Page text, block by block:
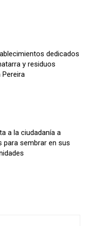
dedicados
y residuos
a la ciudadanía a
para sembrar en sus